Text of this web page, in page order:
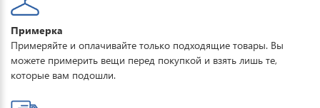
Примерка
Примеряйте и оплачивайте только подходящие товары. Вы
можете примерить вещи перед покупкой и взять лишь те,
которые вам подошли.